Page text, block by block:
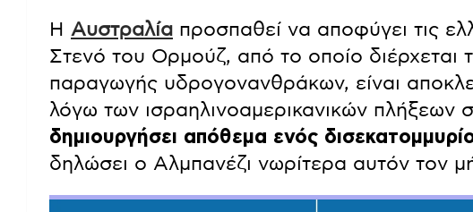
Η Αυστραλία προσπαθεί να αποφύγει τις
Στενό του Ορμούζ, από το οποίο διέρχεται
παραγωγής υδρογονανθράκων, είναι
λόγω των ισραηλινοαμερικανικών πλήξεων
δημιουργήσει απόθεμα ενός
δηλώσει ο Αλμπανέζι νωρίτερα αυτόν τον